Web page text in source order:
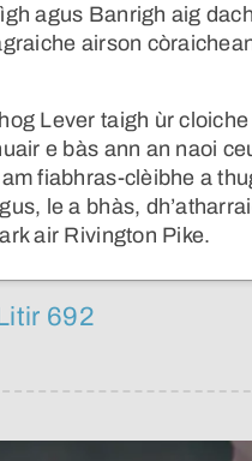
agus Banrigh aig
airson
Lever taigh ùr
e bàs ann an naoi
fiabhras-clèibhe a
le a bhàs,
air Rivington Pike.
Litir 692